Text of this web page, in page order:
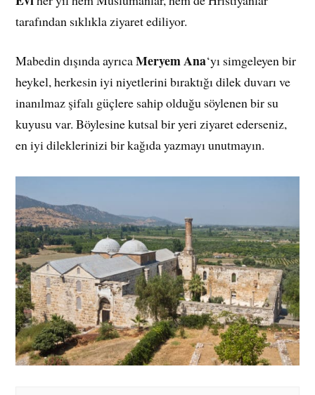
tarafından sıklıkla ziyaret ediliyor.
Mabedin dışında ayrıcaMeryem Ana‘yı simgeleyen bir
heykel, herkesin iyi niyetlerini bıraktığı dilek duvarı ve
inanılmaz şifalı güçlere sahip olduğu söylenen bir su
kuyusu var. Böylesine kutsal bir yeri ziyaret ederseniz,
en iyi dileklerinizi bir kağıda yazmayı unutmayın.